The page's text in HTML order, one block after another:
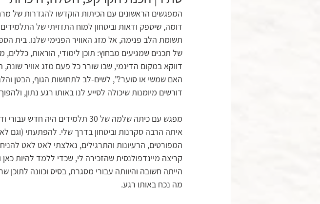
המפגשים הראשונים עם הכיתות הוקדשו להגדרות של
דומה, שיספק ודאות וביטחון למוח התזזיתי של
תשומת הלב פנימה, אל מזג האוויר הפנימי שלנו. בית
של תכנים שמגיעים מבחוץ: תוכן לימודי, הוראות,
דווקא במקום הדינמי, שבו שורר כל פעם מזג אוויר
האם שמשי או סוער?", לשים-לב לתחושות הגוף, הבטן
דורשים מיומנות שיכולה לסייע לנו באותו רגע נתון,
מפגש עם כיתה שלמה של 30
איתה הרבה סקרנות וביטחון בדרך שלי. להפתעתי (וגם
המפורטים, הרעיונות והתרגילים, נאלצתי לאט לאט
קריצה מיינדפולנסית שהזכירה לי, שכדי ללמד להיות כאן
הייתה חשובה והיוותה עבורי מסגרת, בסיס וכוונה
מה נכח באותו רגע.